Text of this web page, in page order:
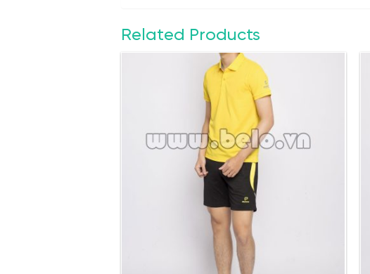
Related Products